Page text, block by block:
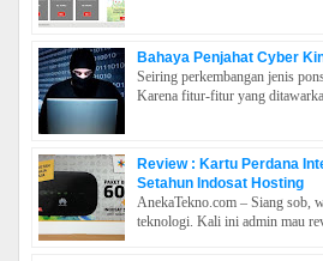
Bahaya Penjahat Cyber
Seiring perkembangan jenis
Karena fitur-fitur yang
Review : Kartu Perdana
Setahun Indosat Hosting
AnekaTekno.com – Siang sob,
teknologi. Kali ini admin mau